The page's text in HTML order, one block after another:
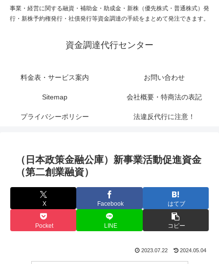
事業・経営に関する融資・補助金・助成金・新株（優先株式・普通株式）発
行・新株予約権発行・社債発行等資金調達の手続をまとめて発注できます。
資金調達代行センター
料金表・サービス案内 お問い合わせ
Sitemap 会社概要・特商法の表記
プライバシーポリシー 法違反代行に注意！
（日本政策金融公庫）新事業活動促進資金
（第二創業融資）
X Facebook はてブ
Pocket LINE コピー
2023.07.22 2024.05.04